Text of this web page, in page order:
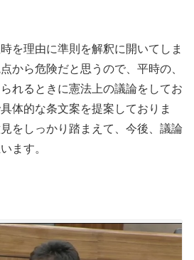
を理由に準則を解釈に開いてしま
から危険だと思うので、平時の、
れるときに憲法上の議論をしてお
体的な条文案を提案しておりま
をしっかり踏まえて、今後、議論
ます。